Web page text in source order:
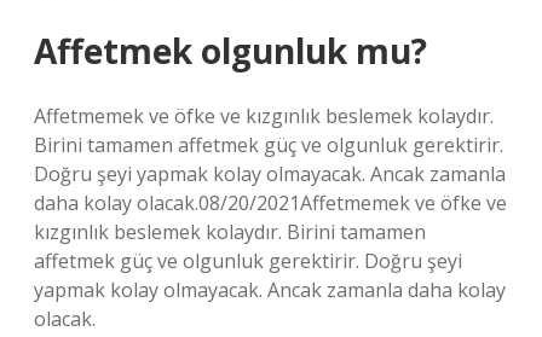
Affetmek olgunluk mu?
Affetmemek ve öfke ve kızgınlık beslemek kolaydır.
Birini tamamen affetmek güç ve olgunluk gerektirir.
Doğru şeyi yapmak kolay olmayacak. Ancak zamanla
daha kolay olacak.08/20/2021Affetmemek ve öfke ve
kızgınlık beslemek kolaydır. Birini tamamen
affetmek güç ve olgunluk gerektirir. Doğru şeyi
yapmak kolay olmayacak. Ancak zamanla daha kolay
olacak.